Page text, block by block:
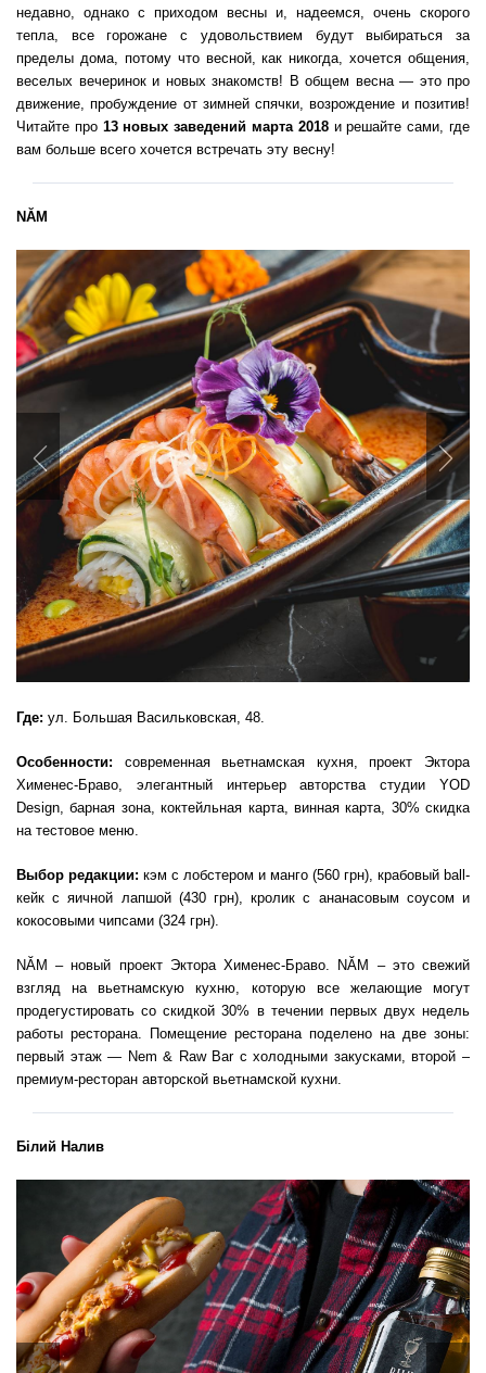
недавно, однако с приходом весны и, надеемся, очень скорого
тепла, все горожане с удовольствием будут выбираться за
пределы дома, потому что весной, как никогда, хочется общения,
веселых вечеринок и новых знакомств! В общем весна — это про
движение, пробуждение от зимней спячки, возрождение и позитив!
Читайте про 13 новых заведений марта 2018и решайте сами, где
вам больше всего хочется встречать эту весну!
NĂM
Previous
Где: ул. Большая Васильковская, 48.
Особенности: современная вьетнамская кухня, проект Эктора
Хименес-Браво, элегантный интерьер авторства студии YOD
Design, барная зона, коктейльная карта, винная карта, 30% скидка
на тестовое меню.
Выбор редакции: кэм с лобстером и манго (560 грн), крабовый ball-
кейк с яичной лапшой (430 грн), кролик с ананасовым соусом и
кокосовыми чипсами (324 грн).
NĂM – новый проект Эктора Хименес-Браво. NĂM – это свежий
взгляд на вьетнамскую кухню, которую все желающие могут
продегустировать со скидкой 30% в течении первых двух недель
работы ресторана. Помещение ресторана поделено на две зоны:
первый этаж — Nem & Raw Bar с холодными закусками, второй –
премиум-ресторан авторской вьетнамской кухни.
Білий Налив
Previous